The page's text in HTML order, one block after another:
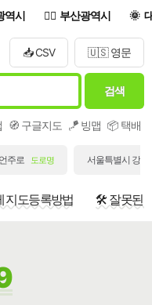
역시 부산광역시
📥 CSV 🇺🇸 영문
검색
🧭 구글지도 🪁 빙맵 📦 택배/
주로 도로명 서울특별시 강
지도등록방법 🛠️ 잘못된